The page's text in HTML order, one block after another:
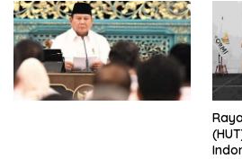
Penjajahan (Pergolakan
Ekonomi Politik Indonesia) &
Simposium Nasional “Urgensi
Undang-Undang
Perekonomian Nasional dan
Kesejahteraan Sosial dalam